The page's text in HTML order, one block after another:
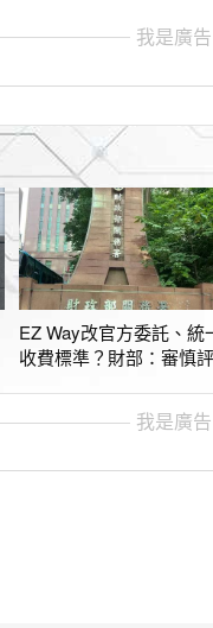
我是廣
EZ Way改官方委託、統
收費標準？財部：審慎
我是廣